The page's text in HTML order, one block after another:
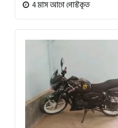
4 মাস আগে পোস্টকৃত